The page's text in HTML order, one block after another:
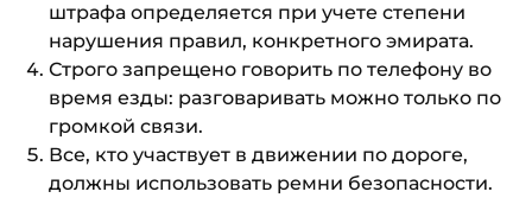
штрафа определяется при учете степени
нарушения правил, конкретного эмирата.
Строго запрещено говорить по телефону во
время езды: разговаривать можно только по
громкой связи.
Все, кто участвует в движении по дороге,
должны использовать ремни безопасности.